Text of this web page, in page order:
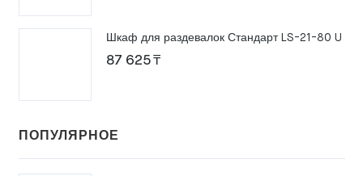
Шкаф для раздевалок Стандарт LS-21-80 U
87 625₸
ПОПУЛЯРНОЕ